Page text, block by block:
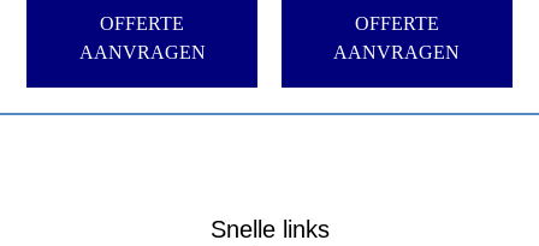
OFFERTE
AANVRAGEN
OFFERTE
AANVRAGEN
Snelle links